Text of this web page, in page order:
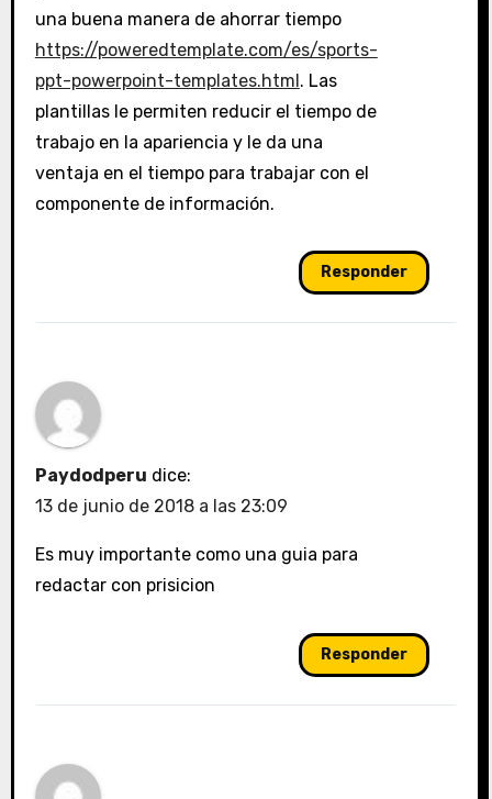
una buena manera de ahorrar tiempo
https://poweredtemplate.com/es/sports-
ppt-powerpoint-templates.html. Las
plantillas le permiten reducir el tiempo de
trabajo en la apariencia y le da una
ventaja en el tiempo para trabajar con el
componente de información.
Responder
Paydodperu dice:
13 de junio de 2018 a las 23:09
Es muy importante como una guia para
redactar con prisicion
Responder